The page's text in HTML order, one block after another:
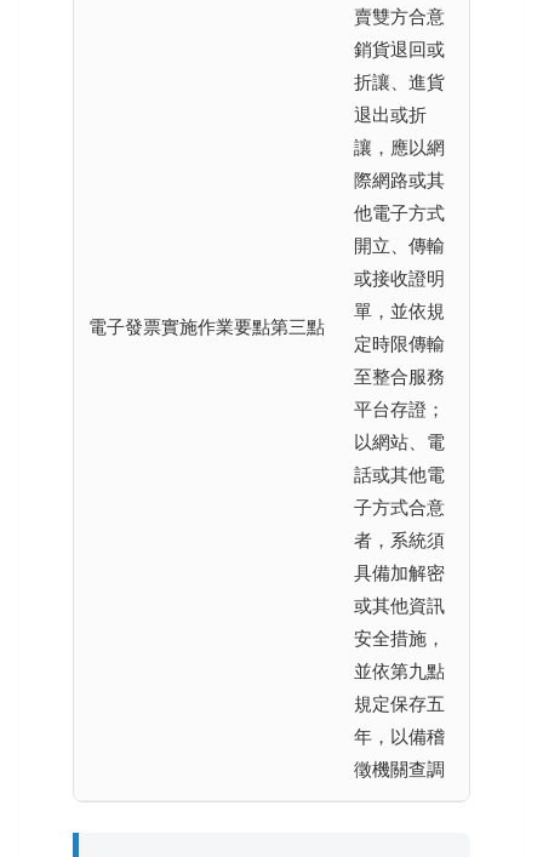
電子發票實施作業要點第三點
賣雙方合意
銷貨退回或
折讓、進貨
退出或折
讓，應以網
際網路或其
他電子方式
開立、傳輸
或接收證明
單，並依規
定時限傳輸
至整合服務
平台存證；
以網站、電
話或其他電
子方式合意
者，系統須
具備加解密
或其他資訊
安全措施，
並依第九點
規定保存五
年，以備稽
徵機關查調